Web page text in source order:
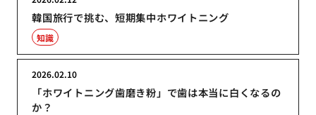
韓国旅行で挑む、短期集中ホワイトニング
知識
「ホワイトニング歯磨き粉」で歯は本当に白くなるの
か？
2026.02.10